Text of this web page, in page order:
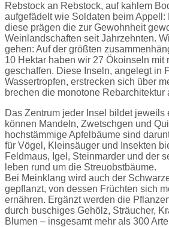
Rebstock an Rebstock, auf kahlem
aufgefädelt wie Soldaten beim
diese prägen die zur Gewohnheit
Weinlandschaften seit Jahrzehnten.
gehen: Auf der größten
10 Hektar haben wir 27 Ökoinseln mit
geschaffen. Diese Inseln, angelegt in
Wassertropfen, erstrecken sich über
brechen die monotone Rebarchitektur
Das Zentrum jeder Insel bildet jeweils
können Mandeln, Zwetschgen und
hochstämmige Apfelbäume sind
für Vögel, Kleinsäuger und Insekten
Feldmaus, Igel, Steinmarder und der
leben rund um die Streuobstbäume.
Bei Meinklang wird auch der
gepflanzt, von dessen Früchten sich
ernähren. Ergänzt werden die
durch buschiges Gehölz, Sträucher,
Blumen – insgesamt mehr als 300